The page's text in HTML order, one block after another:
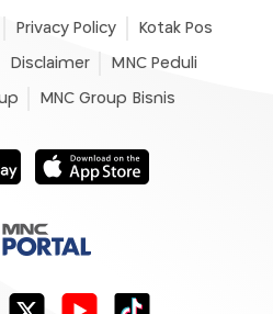
Privacy Policy Kotak Pos
Disclaimer MNC Peduli
MNC Group Bisnis